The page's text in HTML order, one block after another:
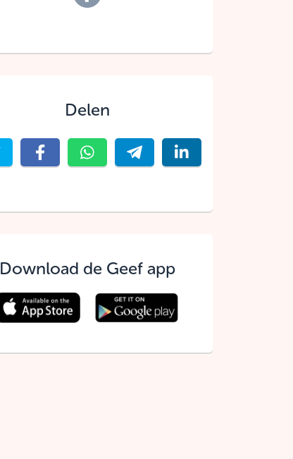
Delen
Download de Geef app